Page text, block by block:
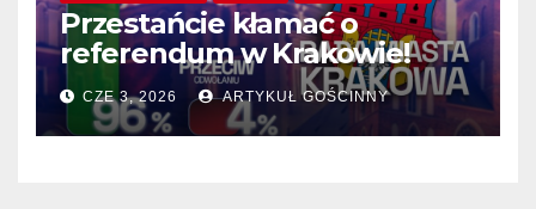
Przestańcie kłamać o
referendum w Krakowie!
CZE 3, 2026 ARTYKUŁ GOŚCINNY